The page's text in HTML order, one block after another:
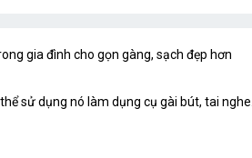
gia đình cho gọn gàng, sạch đẹp hơn
sử dụng nó làm dụng cụ gài bút, tai